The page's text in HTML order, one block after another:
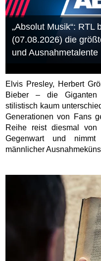
„Absolut Musik“: RTL
(07.08.2026) die
und Ausnahmetalente
Elvis Presley, Herbert
Bieber – die Giganten
stilistisch kaum
Generationen von Fans
Reihe reist diesmal
Gegenwart und nimmt
männlicher